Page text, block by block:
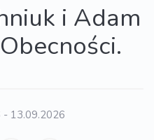
i Adam
- 13.09.2026